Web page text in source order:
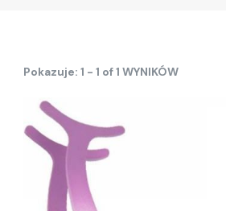
Pokazuje: 1 - 1 of 1 WYNIKÓW